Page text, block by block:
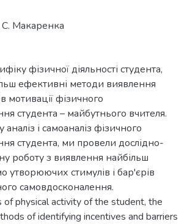
Макаренка
фізичної діяльності студента,
ефективні методи виявлення
мотивації фізичного
студента – майбутнього вчителя.
і самоаналіз фізичного
студента, ми провели дослідно-
роботу з виявлення найбільш
утворюючих стимулів і бар'єрів
самовдосконалення.
of physical activity of the student, the
of identifying incentives and barriers